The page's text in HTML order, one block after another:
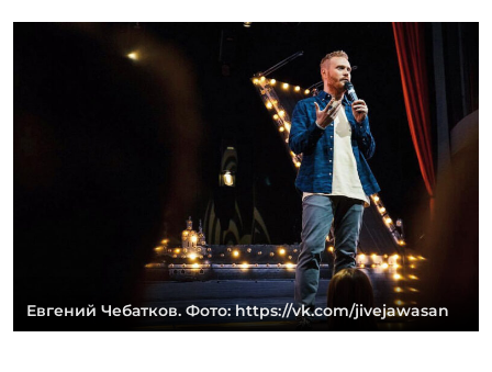
Евгений Чебатков. Фото: https://vk.com/jivejawasan